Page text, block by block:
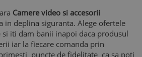
Camere video si accesorii
in deplina siguranta. Alege ofertele
si iti dam banii inapoi daca produsul
iar la fiecare comanda prin
puncte de fidelitate ca sa poti